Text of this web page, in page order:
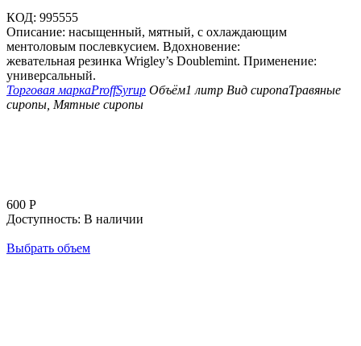
КОД: 995555
Описание: насыщенный, мятный, с охлаждающим
ментоловым послевкусием. Вдохновение:
жевательная резинка Wrigley’s Doublemint. Применение:
универсальный.
Торговая маркаProffSyrup Объём1 литр Вид сиропаТравяные
сиропы, Мятные сиропы
600 Р
Доступность: В наличии
Выбрать объем